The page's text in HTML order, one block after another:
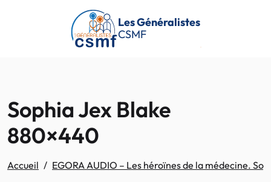
Passer au contenu principal
Les Généralistes
CSMF
Sophia Jex Blake
880×440
Accueil EGORA AUDIO – Les héroïnes de la médecine.